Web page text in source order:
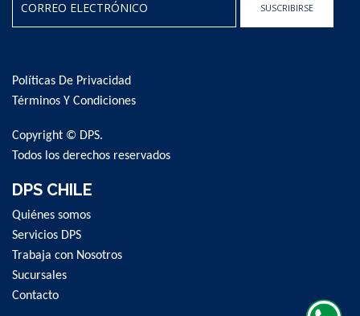
Our
Newsletter:
SUSCRIBIRSE
Políticas De Privacidad
Términos Y Condiciones
Copyright © DPS.
Todos los derechos reservados
DPS CHILE
Quiénes somos
Servicios DPS
Trabaja con Nosotros
Sucursales
Contacto